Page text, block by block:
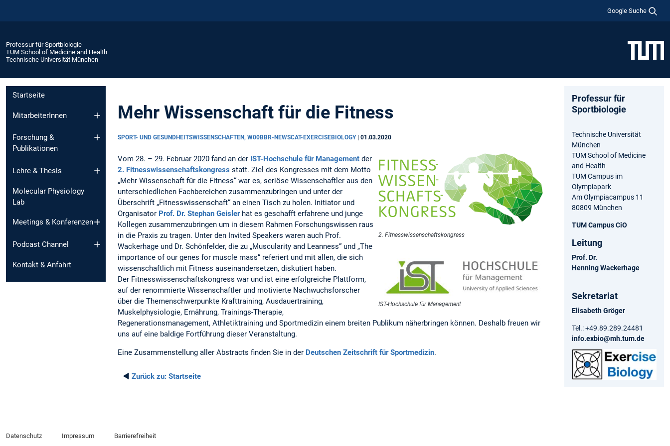
Google Suche
Professur für Sportbiologie
TUM School of Medicine and Health
Technische Universität München
Startseite
MitarbeiterInnen
Forschung &
Publikationen
Lehre & Thesis
Molecular Physiology
Lab
Meetings & Konferenzen
Podcast Channel
Kontakt & Anfahrt
Mehr Wissenschaft für die Fitness
SPORT- UND GESUNDHEITSWISSENSCHAFTEN, W00BBR-NEWSCAT-EXERCISEBIOLOGY | 01.03.2020
2. Fitnesswissenschaftskongress
IST-Hochschule für Management
Vom 28. – 29. Februar 2020 fand an der IST-Hochschule für Management der
2. Fitnesswissenschaftskongress statt. Ziel des Kongresses mit dem Motto
„Mehr Wissenschaft für die Fitness“ war es, seriöse Wissenschaftler aus den
unterschiedlichen Fachbereichen zusammenzubringen und unter der
Überschrift „Fitnesswissenschaft“ an einen Tisch zu holen. Initiator und
Organisator Prof. Dr. Stephan Geislerhat es geschafft erfahrene und junge
Kollegen zusammenzubringen um in diesem Rahmen Forschungswissen raus
in die Praxis zu tragen. Unter den Invited Speakers waren auch Prof.
Wackerhage und Dr. Schönfelder, die zu „Muscularity and Leanness“ und „The
importance of our genes for muscle mass“ referiert und mit allen, die sich
wissenschaftlich mit Fitness auseinandersetzen, diskutiert haben.
Der Fitnesswissenschaftskongress war und ist eine erfolgreiche Plattform,
auf der renommierte Wissenschaftler und motivierte Nachwuchsforscher
über die Themenschwerpunkte Krafttraining, Ausdauertraining,
Muskelphysiologie, Ernährung, Trainings-Therapie,
Regenerationsmanagement, Athletiktraining und Sportmedizin einem breiten Publikum näherbringen können. Deshalb freuen wir
uns auf eine baldige Fortführung dieser Veranstaltung.
Eine Zusammenstellung aller Abstracts finden Sie in der Deutschen Zeitschrift für Sportmedizin.
◄ Zurück zu: Startseite
Professur für
Sportbiologie
Technische Universität
München
TUM School of Medicine
and Health
TUM Campus im
Olympiapark
Am Olympiacampus 11
80809 München
TUM Campus CiO
Leitung
Prof. Dr.
Henning Wackerhage
Sekretariat
Elisabeth Gröger
Tel.: +49.89.289.24481
info.exbio@mh.tum.de
Datenschutz Impressum Barrierefreiheit